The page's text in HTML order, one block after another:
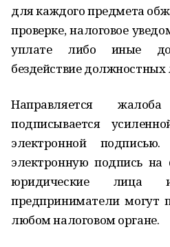
для каждого предмета
проверке, налоговое
уплате либо иные
бездействие должностных
Направляется
подписывается
электронной подписью.
электронную подпись
юридические лица
предприниматели могут
любом налоговом органе.